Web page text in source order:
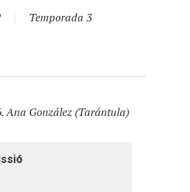
Temporada 3
Ana González (Tarántula)